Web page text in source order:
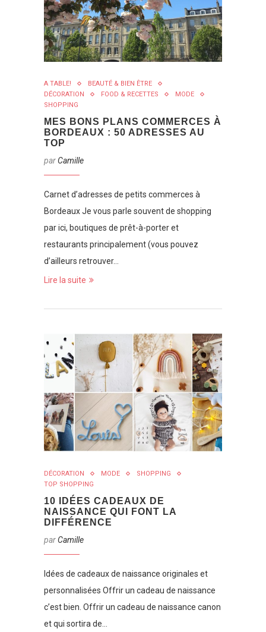
A TABLE!
BEAUTÉ & BIEN ÊTRE
DÉCORATION
FOOD & RECETTES
MODE
SHOPPING
MES BONS PLANS COMMERCES À
BORDEAUX : 50 ADRESSES AU
TOP
parCamille
Carnet d’adresses de petits commerces à
Bordeaux Je vous parle souvent de shopping
par ici, boutiques de prêt-à-porter et
restaurants principalement (vous pouvez
d’ailleurs retrouver…
Lire la suite
DÉCORATION MODE
SHOPPING
TOP SHOPPING
10 IDÉES CADEAUX DE
NAISSANCE QUI FONT LA
DIFFÉRENCE
parCamille
Idées de cadeaux de naissance originales et
personnalisées Offrir un cadeau de naissance
c’est bien. Offrir un cadeau de naissance canon
et qui sortira de…